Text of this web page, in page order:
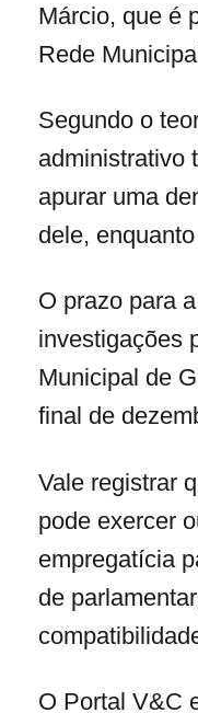
Márcio, que é
Rede
Segundo o
administrativo
apurar uma
dele,
O prazo para
investigações
Municipal de
final de
Vale registrar
pode exercer
empregatícia
de
O Portal V&C